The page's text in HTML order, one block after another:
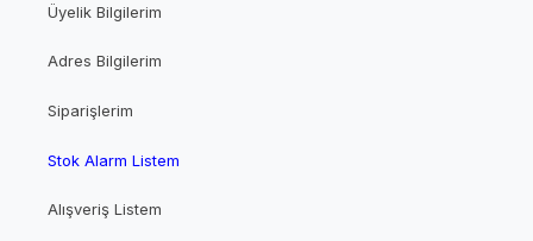
Üyelik Bilgilerim
Adres Bilgilerim
Siparişlerim
Stok Alarm Listem
Alışveriş Listem